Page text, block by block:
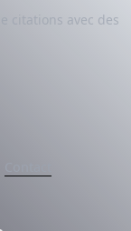
citations avec des